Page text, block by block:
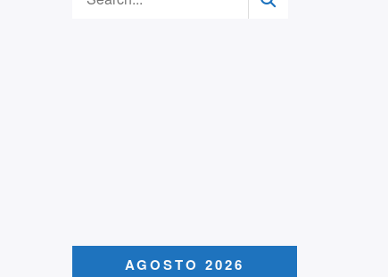
AGOSTO 2026